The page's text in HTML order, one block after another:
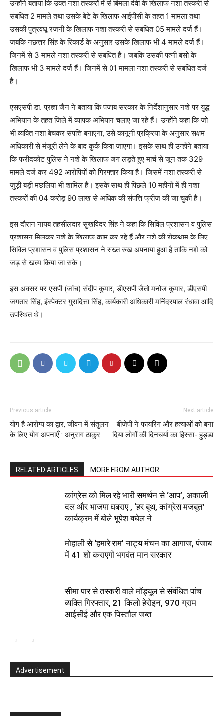
उन्होंने बताया कि उक्त नशा तस्करों में से बिमला देवी के खिलाफ नशा तस्करी से
संबंधित 2 मामले तथा उसके बेटे के खिलाफ आईपीसी के तहत 1 मामला तथा
उसकी पुत्रवधू रजनी के खिलाफ नशा तस्करी से संबंधित 05 मामले दर्ज हैं।
जबकि नछत्तर सिंह के रिकार्ड के अनुसार उसके खिलाफ भी 4 मामले दर्ज हैं।
जिनमें से 3 मामले नशा तस्करी से संबंधित हैं। जबकि उसकी पत्नी बंसो के
खिलाफ भी 3 मामले दर्ज हैं। जिनमें से 01 मामला नशा तस्करी से संबंधित दर्ज
है।
एसएसपी डा. प्रज्ञा जैन ने बताया कि पंजाब सरकार के निर्देशानुसार नशे पर युद्ध
अभियान के तहत जिले में व्यापक अभियान चलाए जा रहे हैं। उन्होंने कहा कि जो
भी व्यक्ति नशा बेचकर संपत्ति बनाएगा, उसे कानूनी प्रक्रिया के अनुसार सक्षम
अधिकारी से मंजूरी लेने के बाद कुर्क किया जाएगा। इसके साथ ही उन्होंने बताया
कि फरीदकोट पुलिस ने नशे के खिलाफ जंग लड़ते हुए मार्च से जून तक 329
मामले दर्ज कर 492 आरोपियों को गिरफ्तार किया है। जिसमें नशा तस्करी से
जुड़ी बड़ी मछलियां भी शामिल हैं। इसके साथ ही पिछले 10 महीनों में ही नशा
तस्करों की 04 करोड़ 90 लाख से अधिक की संपत्ति फ्रीज की जा चुकी है।
इस दौरान नायब तहसीलदार सुखविंदर सिंह ने कहा कि सिविल प्रशासन व पुलिस
प्रशासन मिलकर नशे के खिलाफ काम कर रहे हैं और नशे की रोकथाम के लिए
सिविल प्रशासन व पुलिस प्रशासन ने सख्त रुख अपनाया हुआ है ताकि नशे को
जड़ से खत्म किया जा सके।
इस अवसर पर एसपी (जांच) संदीप कुमार, डीएसपी जैतो मनोज कुमार, डीएसपी
जगतार सिंह, इंस्पेक्टर गुरादित्ता सिंह, कार्यकारी अधिकारी मनिंदरपाल रंधावा आदि
उपस्थित थे।
Previous article
योग है आरोग्य का द्वार, जीवन में संतुलन
के लिए योग अपनाएँ : अनुराग ठाकुर
Next article
बीजेपी ने फायरिंग और हत्याओं को बना
दिया लोगों की दिनचर्या का हिस्सा- हुड्डा
RELATED ARTICLES MORE FROM AUTHOR
कांग्रेस को मिल रहे भारी समर्थन से ‘आप’, अकाली
दल और भाजपा घबराए , ‘हर बूथ, कांग्रेस मजबूत’
कार्यक्रम में बोले भूपेश बघेल ने
मोहाली से ‘हमारे राम’ नाट्य मंचन का आगाज, पंजाब
में 41 शो कराएगी भगवंत मान सरकार
सीमा पार से तस्करी वाले मॉड्यूल से संबंधित पांच
व्यक्ति गिरफ्तार, 21 किलो हेरोइन, 970 ग्राम
आईसीई और एक पिस्तौल जब्त
Advertisement